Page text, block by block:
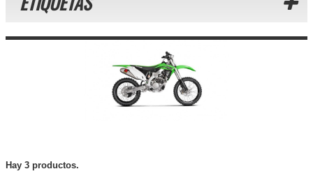
Hay 3 productos.